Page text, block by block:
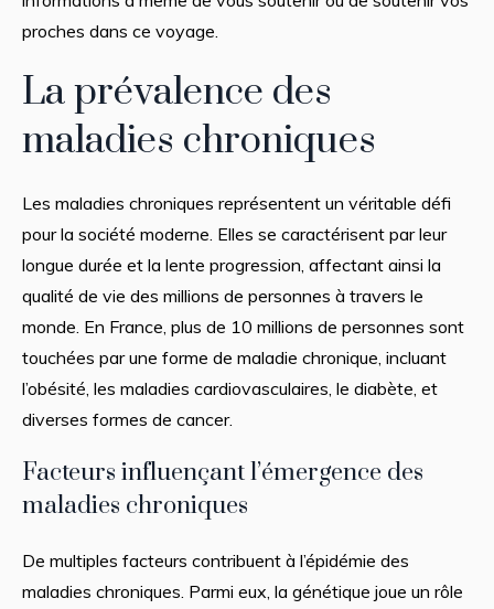
proches dans ce voyage.
La prévalence des
maladies chroniques
Les maladies chroniques représentent un véritable défi
pour la société moderne. Elles se caractérisent par leur
longue durée et la lente progression, affectant ainsi la
qualité de vie des millions de personnes à travers le
monde. En France, plus de 10 millions de personnes sont
touchées par une forme de maladie chronique, incluant
l’obésité, les maladies cardiovasculaires, le diabète, et
diverses formes de cancer.
Facteurs influençant l’émergence des
maladies chroniques
De multiples facteurs contribuent à l’épidémie des
maladies chroniques. Parmi eux, la génétique joue un rôle